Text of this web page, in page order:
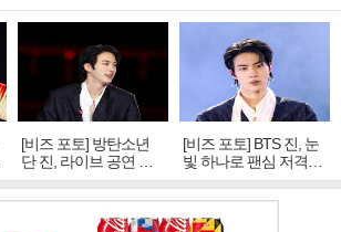
[비즈 포토] 방탄소년
단 진, 라이브 공연 중
빛나는 독보적 아우라
[비즈 포토] BTS 진, 눈
빛 하나로 팬심 저격…
독보적 카리스마